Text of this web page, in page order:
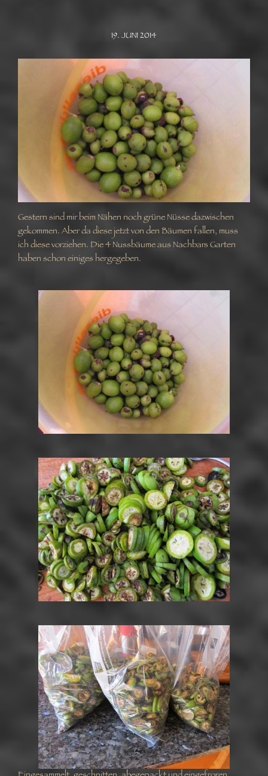
19. JUNI 2014
Gestern sind mir beim Nähen noch grüne Nüsse dazwischen
gekommen. Aber da diese jetzt von den Bäumen fallen, muss
ich diese vorziehen. Die 4 Nussbäume aus Nachbars Garten
haben schon einiges hergegeben.